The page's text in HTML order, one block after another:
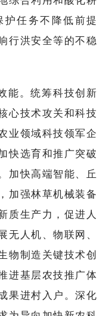
任务不降低前提
行洪安全等的不稳
能。统筹科技创新
心技术攻关和科技
业领域科技领军企
快选育和推广突破
加快高端智能、丘
加强林草机械装备
质生产力，促进人
无人机、物联网、
物制造关键技术创
进基层农技推广体
果进村入户。深化